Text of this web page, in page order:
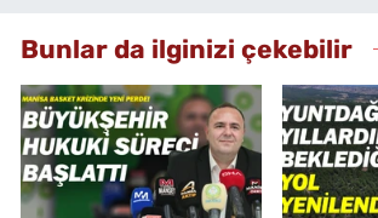
Bunlar da ilginizi çekebilir